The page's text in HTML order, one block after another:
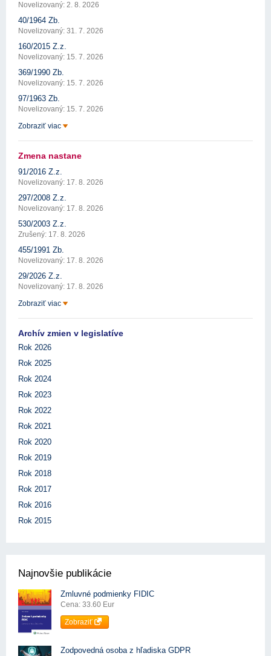
Novelizovaný: 2. 8. 2026
40/1964 Zb.
Novelizovaný: 31. 7. 2026
160/2015 Z.z.
Novelizovaný: 15. 7. 2026
369/1990 Zb.
Novelizovaný: 15. 7. 2026
97/1963 Zb.
Novelizovaný: 15. 7. 2026
Zobraziť viac
Zmena nastane
91/2016 Z.z.
Novelizovaný: 17. 8. 2026
297/2008 Z.z.
Novelizovaný: 17. 8. 2026
530/2003 Z.z.
Zrušený: 17. 8. 2026
455/1991 Zb.
Novelizovaný: 17. 8. 2026
29/2026 Z.z.
Novelizovaný: 17. 8. 2026
Zobraziť viac
Archív zmien v legislatíve
Rok 2026
Rok 2025
Rok 2024
Rok 2023
Rok 2022
Rok 2021
Rok 2020
Rok 2019
Rok 2018
Rok 2017
Rok 2016
Rok 2015
Najnovšie publikácie
Zmluvné podmienky FIDIC
Cena: 33.60 Eur
Zobraziť
Zodpovedná osoba z hľadiska GDPR